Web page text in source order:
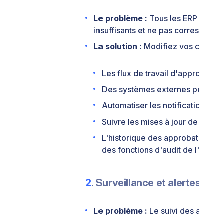
Le problème : Tous les
insuffisants et ne pas
La solution : Modifiez vos
Les flux de travail
Des systèmes externes
Automatiser les
Suivre les mises à jour
L'historique des
des fonctions d'audit de
2. Surveillance et
Le problème : Le suivi des